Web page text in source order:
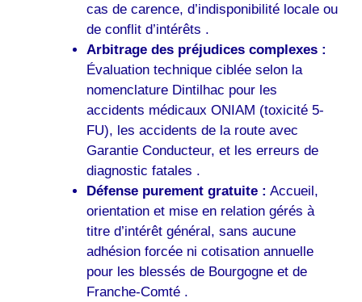
cas de carence, d’indisponibilité locale ou
de conflit d’intérêts .
Arbitrage des préjudices complexes :
Évaluation technique ciblée selon la
nomenclature Dintilhac pour les
accidents médicaux ONIAM (toxicité 5-
FU), les accidents de la route avec
Garantie Conducteur, et les erreurs de
diagnostic fatales .
Défense purement gratuite : Accueil,
orientation et mise en relation gérés à
titre d’intérêt général, sans aucune
adhésion forcée ni cotisation annuelle
pour les blessés de Bourgogne et de
Franche-Comté .